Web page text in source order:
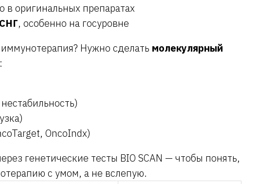
в оригинальных препаратах
, особенно на госуровне
Нужно сделать молекулярный
OncoIndx)
генетические тесты BIO SCAN — чтобы понять,
с умом, а не вслепую.